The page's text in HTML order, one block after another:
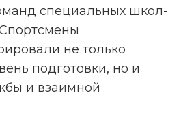
специальных школ-
не только
подготовки, но и
и взаимной